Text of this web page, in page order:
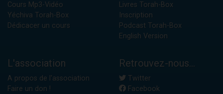
Cours Mp3-Vidéo
Yéchiva Torah-Box
Dédicacer un cours
Livres Torah-Box
Inscription
Podcast Torah-Box
English Version
L'association
A propos de l'association
Faire un don !
Retrouvez-nous...
Twitter
Facebook